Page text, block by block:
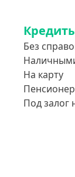
Без
На карту
Под залог